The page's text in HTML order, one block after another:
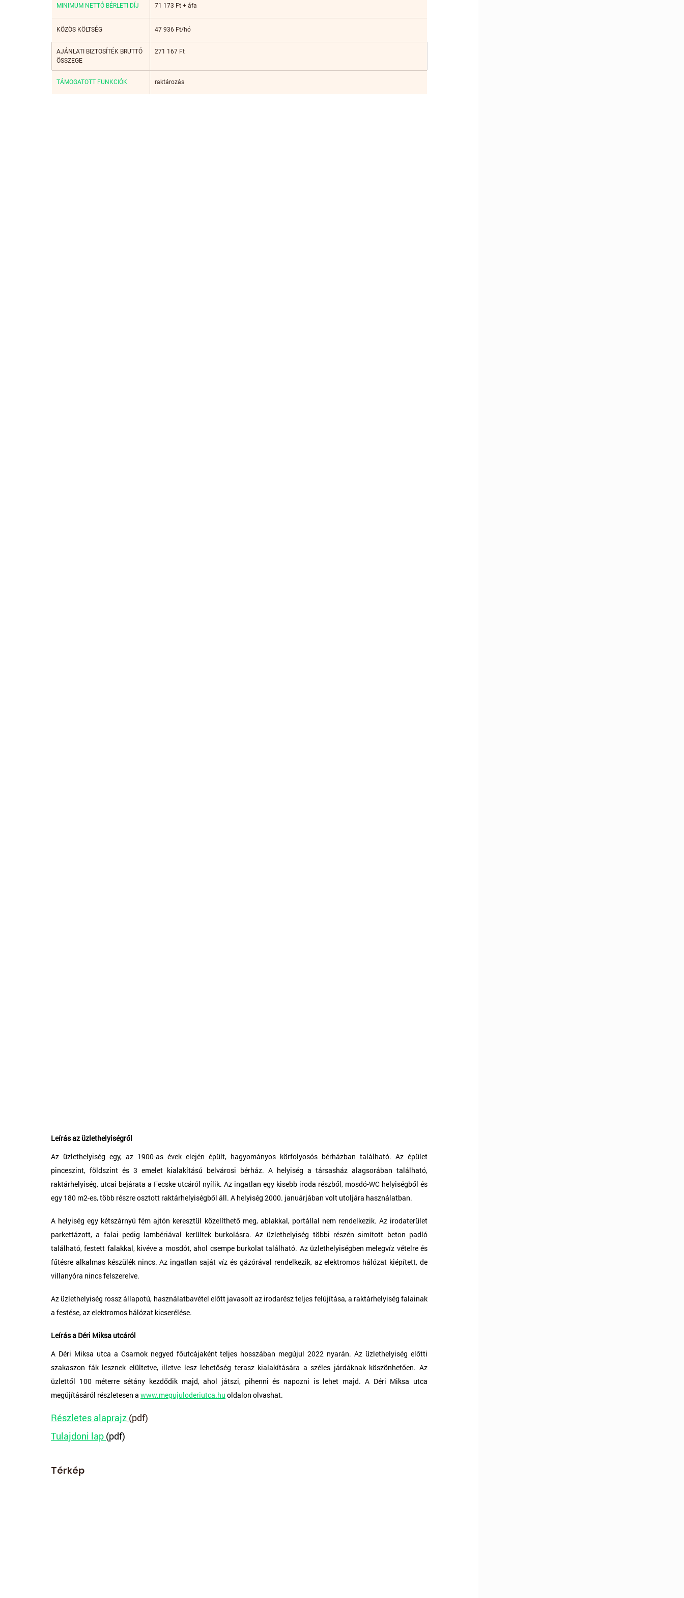
MINIMUM NETTÓ BÉRLETI DÍJ 71 173 Ft + áfa
KÖZÖS KÖLTSÉG 47 936 Ft/hó
AJÁNLATI BIZTOSÍTÉK BRUTTÓ
ÖSSZEGE
271 167 Ft
TÁMOGATOTT FUNKCIÓK raktározás
Leírás az üzlethelyiségről
Az üzlethelyiség egy, az 1900-as évek elején épült, hagyományos körfolyosós bérházban található. Az épület
pinceszint, földszint és 3 emelet kialakítású belvárosi bérház. A helyiség a társasház alagsorában található,
raktárhelyiség, utcai bejárata a Fecske utcáról nyílik. Az ingatlan egy kisebb iroda részből, mosdó-WC helyiségből és
egy 180 m2-es, több részre osztott raktárhelyiségből áll. A helyiség 2000. januárjában volt utoljára használatban.
A helyiség egy kétszárnyú fém ajtón keresztül közelíthető meg, ablakkal, portállal nem rendelkezik. Az irodaterület
parkettázott, a falai pedig lambériával kerültek burkolásra. Az üzlethelyiség többi részén simított beton padló
található, festett falakkal, kivéve a mosdót, ahol csempe burkolat található. Az üzlethelyiségben melegvíz vételre és
fűtésre alkalmas készülék nincs. Az ingatlan saját víz és gázórával rendelkezik, az elektromos hálózat kiépített, de
villanyóra nincs felszerelve.
Az üzlethelyiség rossz állapotú, használatbavétel előtt javasolt az irodarész teljes felújítása, a raktárhelyiség falainak
a festése, az elektromos hálózat kicserélése.
Leírás a Déri Miksa utcáról
A Déri Miksa utca a Csarnok negyed főutcájaként teljes hosszában megújul 2022 nyarán. Az üzlethelyiség előtti
szakaszon fák lesznek elültetve, illetve lesz lehetőség terasz kialakítására a széles járdáknak köszönhetően. Az
üzlettől 100 méterre sétány kezdődik majd, ahol játszi, pihenni és napozni is lehet majd. A Déri Miksa utca
megújításáról részletesen a www.megujuloderiutca.hu oldalon olvashat.
Részletes alaprajz (pdf)
Tulajdoni lap (pdf)
Térkép